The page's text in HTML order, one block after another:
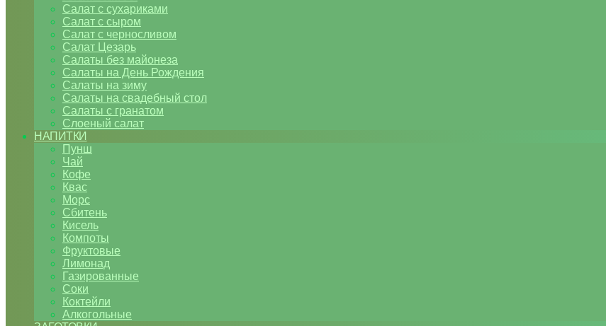
Салат с сухариками
Салат с сыром
Салат с черносливом
Салат Цезарь
Салаты без майонеза
Салаты на День Рождения
Салаты на зиму
Салаты на свадебный стол
Салаты с гранатом
Слоеный салат
НАПИТКИ
Пунш
Чай
Кофе
Квас
Морс
Сбитень
Кисель
Компоты
Фруктовые
Лимонад
Газированные
Соки
Коктейли
Алкогольные